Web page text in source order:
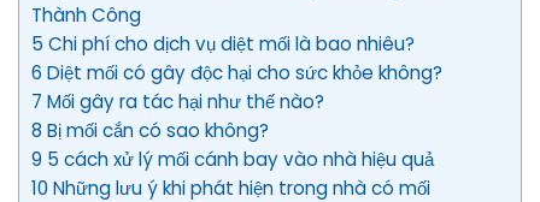
Thành Công
5 Chi phí cho dịch vụ diệt mối là bao nhiêu?
6 Diệt mối có gây độc hại cho sức khỏe không?
7 Mối gây ra tác hại như thế nào?
8 Bị mối cắn có sao không?
9 5 cách xử lý mối cánh bay vào nhà hiệu quả
10 Những lưu ý khi phát hiện trong nhà có mối